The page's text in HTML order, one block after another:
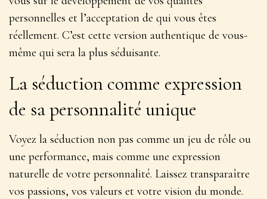
personnelles et l’acceptation de qui vous êtes
réellement. C’est cette version authentique de vous-
même qui sera la plus séduisante.
La séduction comme expression
de sa personnalité unique
Voyez la séduction non pas comme un jeu de rôle ou
une performance, mais comme une expression
naturelle de votre personnalité. Laissez transparaître
vos passions, vos valeurs et votre vision du monde.